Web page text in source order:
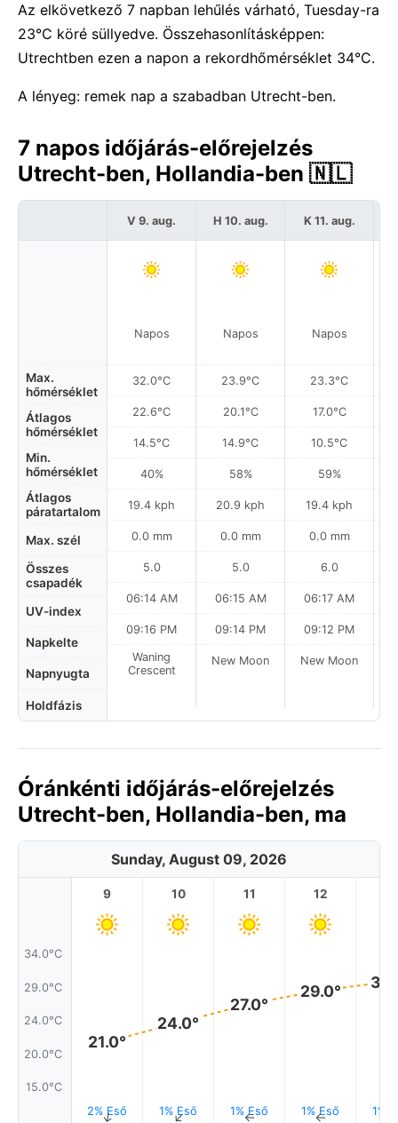
Az elkövetkező 7 napban lehűlés várható, Tuesday-ra
23°C köré süllyedve. Összehasonlításképpen:
Utrechtben ezen a napon a rekordhőmérséklet 34°C.
A lényeg: remek nap a szabadban Utrecht-ben.
7 napos időjárás-előrejelzés
Utrecht-ben, Hollandia-ben 🇳🇱
Max.
hőmérséklet
Átlagos
hőmérséklet
Min.
hőmérséklet
Átlagos
páratartalom
Max. szél
Összes
csapadék
UV-index
Napkelte
Napnyugta
Holdfázis
V 9. aug.
Napos
32.0°C
22.6°C
14.5°C
40%
19.4 kph
0.0 mm
5.0
06:14 AM
09:16 PM
Waning
Crescent
H 10. aug.
Napos
23.9°C
20.1°C
14.9°C
58%
20.9 kph
0.0 mm
5.0
06:15 AM
09:14 PM
New Moon
K 11. aug.
Napos
23.3°C
17.0°C
10.5°C
59%
19.4 kph
0.0 mm
6.0
06:17 AM
09:12 PM
New Moon
Óránkénti időjárás-előrejelzés
Utrecht-ben, Hollandia-ben, ma
Sunday, August 09, 2026
34.0°C
29.0°C
24.0°C
20.0°C
15.0°C
9
21.0°
2% Eső
↑
10
24.0°
1% Eső
↑
11
27.0°
1% Eső
↑
12
29.0°
1% Eső
↑ 1%